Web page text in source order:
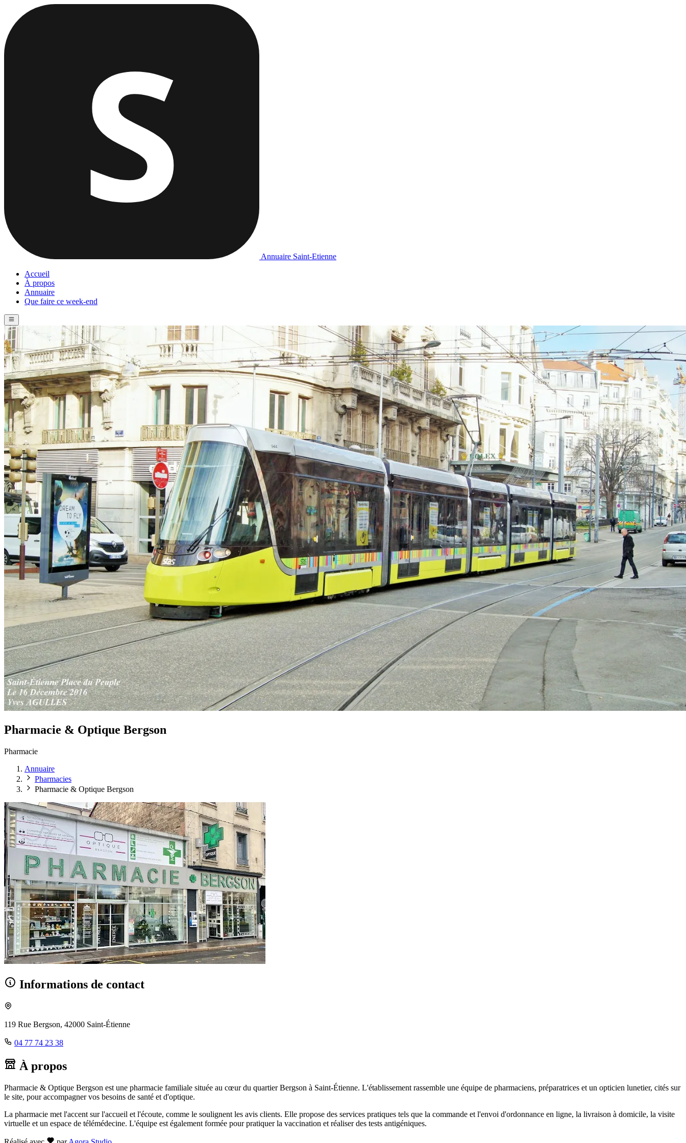
Annuaire Saint-Etienne
Accueil
À propos
Annuaire
Que faire ce week-end
Pharmacie & Optique Bergson
Pharmacie
Annuaire
Pharmacies
Pharmacie & Optique Bergson
Informations de contact
119 Rue Bergson, 42000 Saint-Étienne
04 77 74 23 38
À propos
Pharmacie & Optique Bergson est une pharmacie familiale située au cœur du quartier Bergson à Saint-Étienne. L'établissement rassemble une équipe de pharmaciens, préparatrices et un opticien lunetier, cités sur
le site, pour accompagner vos besoins de santé et d'optique.
La pharmacie met l'accent sur l'accueil et l'écoute, comme le soulignent les avis clients. Elle propose des services pratiques tels que la commande et l'envoi d'ordonnance en ligne, la livraison à domicile, la visite
virtuelle et un espace de télémédecine. L'équipe est également formée pour pratiquer la vaccination et réaliser des tests antigéniques.